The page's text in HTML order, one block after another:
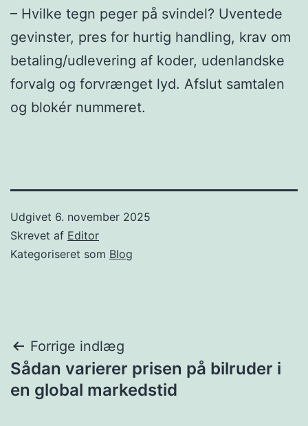
– Hvilke tegn peger på svindel? Uventede
gevinster, pres for hurtig handling, krav om
betaling/udlevering af koder, udenlandske
forvalg og forvrænget lyd. Afslut samtalen
og blokér nummeret.
Udgivet 6. november 2025
Skrevet af Editor
Kategoriseret som Blog
Indlægsnavigation
Forrige indlæg
Sådan varierer prisen på bilruder i
en global markedstid